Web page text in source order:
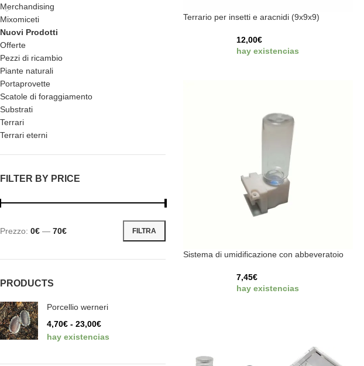
Merchandising
Mixomiceti
Nuovi Prodotti
Offerte
Pezzi di ricambio
Piante naturali
Portaprovette
Scatole di foraggiamento
Substrati
Terrari
Terrari eterni
FILTER BY PRICE
FILTRA
Prezzo: 0€ — 70€
PRODUCTS
Porcellio werneri
4,70€ - 23,00€
hay existencias
Terrario per insetti e aracnidi (9x9x9)
12,00€
hay existencias
Sistema di umidificazione con abbeveratoio
7,45€
hay existencias